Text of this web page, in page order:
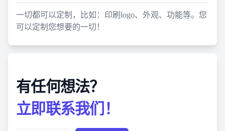
一切都可以定制，比如：印刷logo、外观、功能等。您
可以定制您想要的一切！
有任何想法？
立即联系我们！